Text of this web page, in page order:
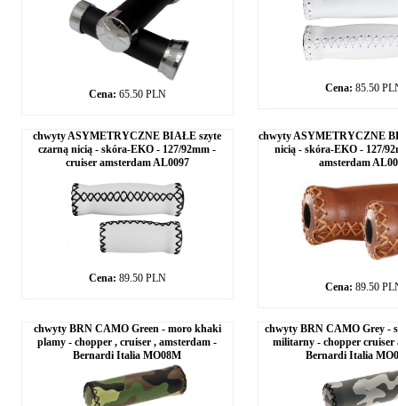
Cena: 65.50 PLN Cena: 85.50
chwyty ASYMETRYCZNE BIAŁE szyte
czarną nicią - skóra-EKO - 127/92mm -
cruiser amsterdam AL0097
Cena: 89.50 PLN
chwyty ASYMETRYCZNE
nicią - skóra-EKO - 127/
amsterdam
Cena: 89.50
chwyty BRN CAMO Green - moro khaki
plamy - chopper , cruiser , amsterdam -
Bernardi Italia MO08M
chwyty BRN CAMO Grey -
militarny - chopper cruiser
Bernardi Italia